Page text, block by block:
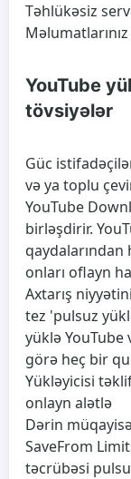
Təhlükəsiz
YouTube
tövsiyələr
Güc
və ya toplu
YouTube
birləşdirir.
qaydalarından
onları oflayn
Axtarış
tez 'pulsuz
yüklə YouTube
görə heç bir
Yükləyicisi
onlayn alətlə
Dərin
SaveFrom
təcrübəsi